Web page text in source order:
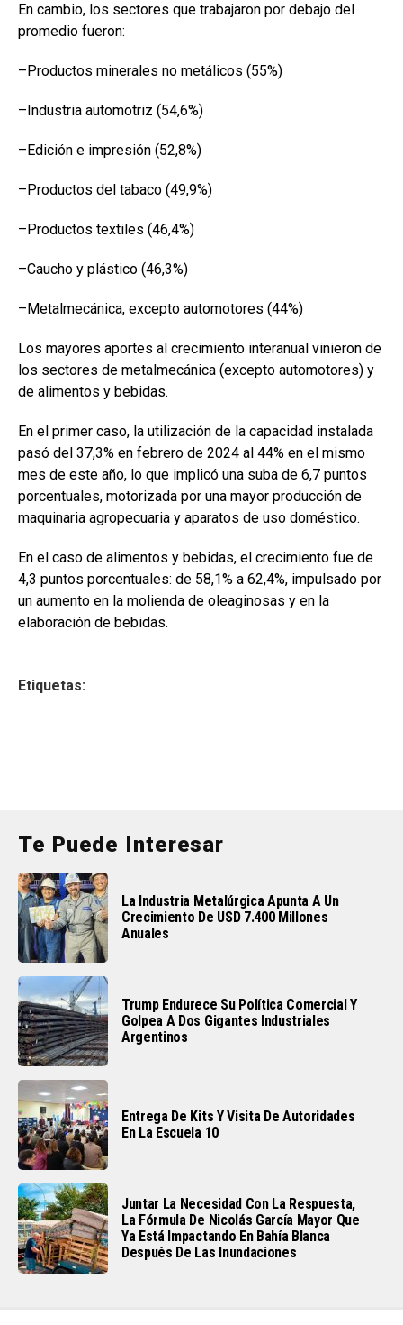
En cambio, los sectores que trabajaron por debajo del
promedio fueron:
–Productos minerales no metálicos (55%)
–Industria automotriz (54,6%)
–Edición e impresión (52,8%)
–Productos del tabaco (49,9%)
–Productos textiles (46,4%)
–Caucho y plástico (46,3%)
–Metalmecánica, excepto automotores (44%)
Los mayores aportes al crecimiento interanual vinieron de
los sectores de metalmecánica (excepto automotores) y
de alimentos y bebidas.
En el primer caso, la utilización de la capacidad instalada
pasó del 37,3% en febrero de 2024 al 44% en el mismo
mes de este año, lo que implicó una suba de 6,7 puntos
porcentuales, motorizada por una mayor producción de
maquinaria agropecuaria y aparatos de uso doméstico.
En el caso de alimentos y bebidas, el crecimiento fue de
4,3 puntos porcentuales: de 58,1% a 62,4%, impulsado por
un aumento en la molienda de oleaginosas y en la
elaboración de bebidas.
Etiquetas:
Te Puede Interesar
La Industria Metalúrgica Apunta A Un
Crecimiento De USD 7.400 Millones
Anuales
Trump Endurece Su Política Comercial Y
Golpea A Dos Gigantes Industriales
Argentinos
Entrega De Kits Y Visita De Autoridades
En La Escuela 10
Juntar La Necesidad Con La Respuesta,
La Fórmula De Nicolás García Mayor Que
Ya Está Impactando En Bahía Blanca
Después De Las Inundaciones